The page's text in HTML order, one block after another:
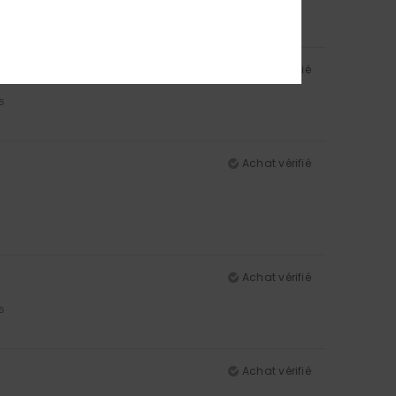
Achat vérifié
Achat vérifié
Achat vérifié
Achat vérifié